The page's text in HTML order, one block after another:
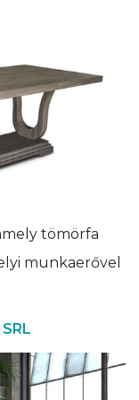
tömörfa
munkaerővel